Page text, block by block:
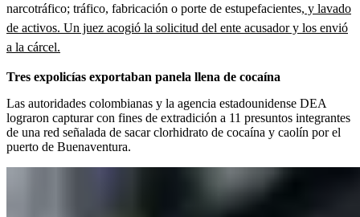
narcotráfico; tráfico, fabricación o porte de estupefacientes, y lavado
de activos. Un juez acogió la solicitud del ente acusador y los envió
a la cárcel.
Tres expolicías exportaban panela llena de cocaína
Las autoridades colombianas y la agencia estadounidense DEA
lograron capturar con fines de extradición a 11 presuntos integrantes
de una red señalada de sacar clorhidrato de cocaína y caolín por el
puerto de Buenaventura.